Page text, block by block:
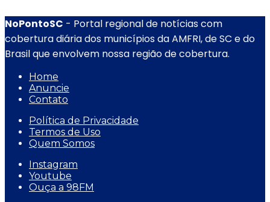
NoPontoSC - Portal regional de notícias com
cobertura diária dos municípios da AMFRI, de SC e do
Brasil que envolvem nossa região de cobertura.
Home
Anuncie
Contato
Política de Privacidade
Termos de Uso
Quem Somos
Instagram
Youtube
Ouça a 98FM